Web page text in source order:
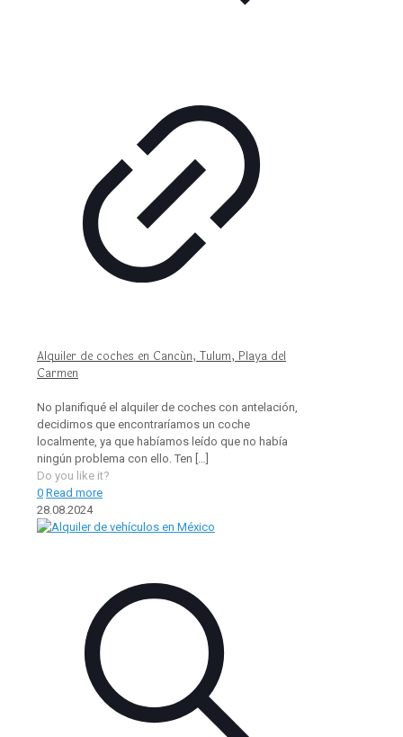
Alquiler de coches en Cancún, Tulum, Playa del
Carmen
No planifiqué el alquiler de coches con antelación,
decidimos que encontraríamos un coche
localmente, ya que habíamos leído que no había
ningún problema con ello. Ten […]
Do you like it?
0 Read more
28.08.2024